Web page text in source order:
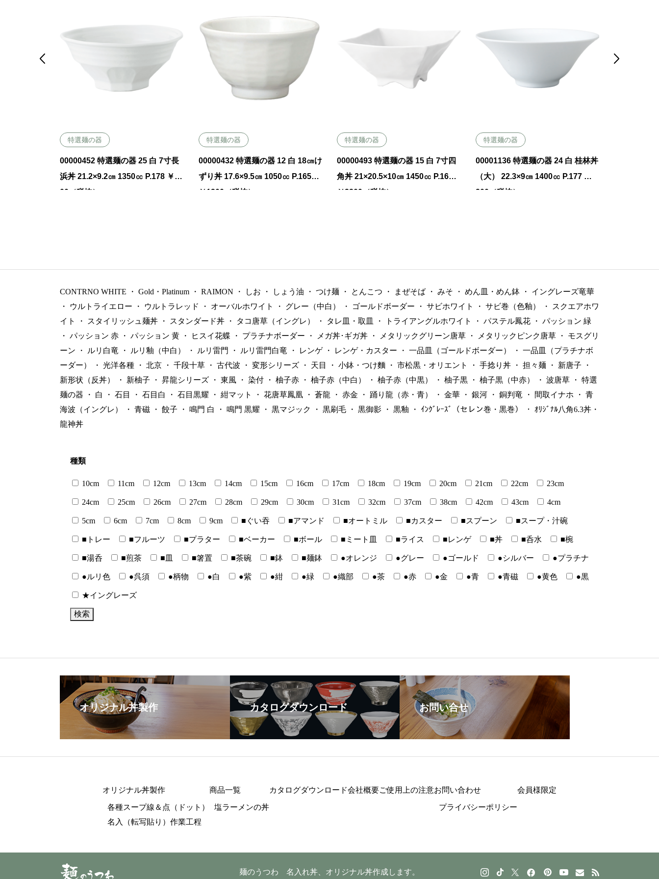
特選麺の器
00000452 特選麺の器 25 白 7寸長
浜丼 21.2×9.2㎝ 1350㏄ P.178 ￥22
00（税抜）
特選麺の器
00000432 特選麺の器 12 白 18㎝け
ずり丼 17.6×9.5㎝ 1050㏄ P.165
￥1300（税抜）
特選麺の器
00000493 特選麺の器 15 白 7寸四
角丼 21×20.5×10㎝ 1450㏄ P.168
￥3200（税抜）
特選麺の器
00001136 特選麺の器 24 白 桂林丼
（大） 22.3×9㎝ 1400㏄ P.177 ￥2
200（税抜）
 
CONTRNO WHITE ・ Gold・Platinum ・ RAIMON ・ しお ・ しょう油 ・ つけ麺 ・ とんこつ ・ まぜそば ・ みそ ・ めん皿・めん鉢 ・
イングレーズ竜華
・
ウルトライエロー ・ ウルトラレッド ・ オーバルホワイト ・ グレー（中白） ・ ゴールドボーダー ・ サビホワイト ・ サビ巻（色釉） ・
スクエアホワ
イト
・ スタイリッシュ麺丼 ・ スタンダード丼 ・ タコ唐草（イングレ） ・ タレ皿・取皿 ・ トライアングルホワイト ・ パステル鳳花 ・ パッション 緑
・ パッション 赤 ・ パッション 黄 ・ ヒスイ花蝶 ・ プラチナボーダー ・ メガ丼･ギガ丼 ・ メタリックグリーン唐草 ・ メタリックピンク唐草 ・
モスグリ
ーン
・ ルリ白竜 ・ ルリ釉（中白） ・ ルリ雷門 ・ ルリ雷門白竜 ・ レンゲ ・ レンゲ・カスター ・ 一品皿（ゴールドボーダー） ・ 一品皿（プラチナボ
ーダー）
・ 光洋各種 ・ 北京 ・ 千段十草 ・ 古代波 ・ 変形シリーズ ・ 天目 ・ 小鉢・つけ麵 ・ 市松黒・オリエント ・ 手捻り丼 ・ 担々麺 ・ 新唐子
・
新形状（反丼）
・ 新柚子 ・ 昇龍シリーズ ・ 東風 ・ 染付 ・ 柚子赤 ・ 柚子赤（中白） ・ 柚子赤（中黒） ・ 柚子黒 ・ 柚子黒（中赤） ・ 波唐草 ・ 特選
麺の器
・ 白 ・ 石目 ・ 石目白 ・ 石目黒耀 ・ 紺マット ・ 花唐草鳳凰 ・ 蒼龍 ・ 赤金 ・ 踊り龍（赤・青） ・ 金華 ・ 銀河 ・ 銅判竜 ・ 間取イナホ ・ 青
海波（イングレ）
・ 青磁 ・ 餃子 ・ 鳴門 白 ・ 鳴門 黒耀 ・ 黒マジック ・ 黒刷毛 ・ 黒御影 ・ 黒釉 ・ ｲﾝｸﾞﾚｰｽﾞ（セレン巻・黒巻） ・
ｵﾘｼﾞﾅﾙ八角6.3丼・
龍神丼
種類
10cm 11cm 12cm 13cm 14cm 15cm 16cm 17cm 18cm 19cm 20cm 21cm 22cm 23cm
24cm 25cm 26cm 27cm 28cm 29cm 30cm 31cm 32cm 37cm 38cm 42cm 43cm 4cm
5cm 6cm 7cm 8cm 9cm ■ぐい吞 ■アマンド ■オートミル ■カスター ■スプーン ■スープ・汁碗
■トレー ■フルーツ ■プラター ■ベーカー ■ボール ■ミート皿 ■ライス ■レンゲ ■丼 ■呑水 ■椀
■湯呑 ■煎茶 ■皿 ■箸置 ■茶碗 ■鉢 ■麺鉢 ●オレンジ ●グレー ●ゴールド ●シルバー ●プラチナ
●ルリ色 ●呉須 ●柄物 ●白 ●紫 ●紺 ●緑 ●織部 ●茶 ●赤 ●金 ●青 ●青磁 ●黄色 ●黒
★イングレーズ
オリジナル丼製作 カタログダウンロード お問い合せ
オリジナル丼製作
各種スープ線＆点（ドット）
名入（転写貼り）作業工程
商品一覧
塩ラーメンの丼
カタログダウンロード会社概要ご使用上の注意お問い合わせ
プライバシーポリシー
会員様限定
麺のうつわ 名入れ丼、オリジナル丼作成します。